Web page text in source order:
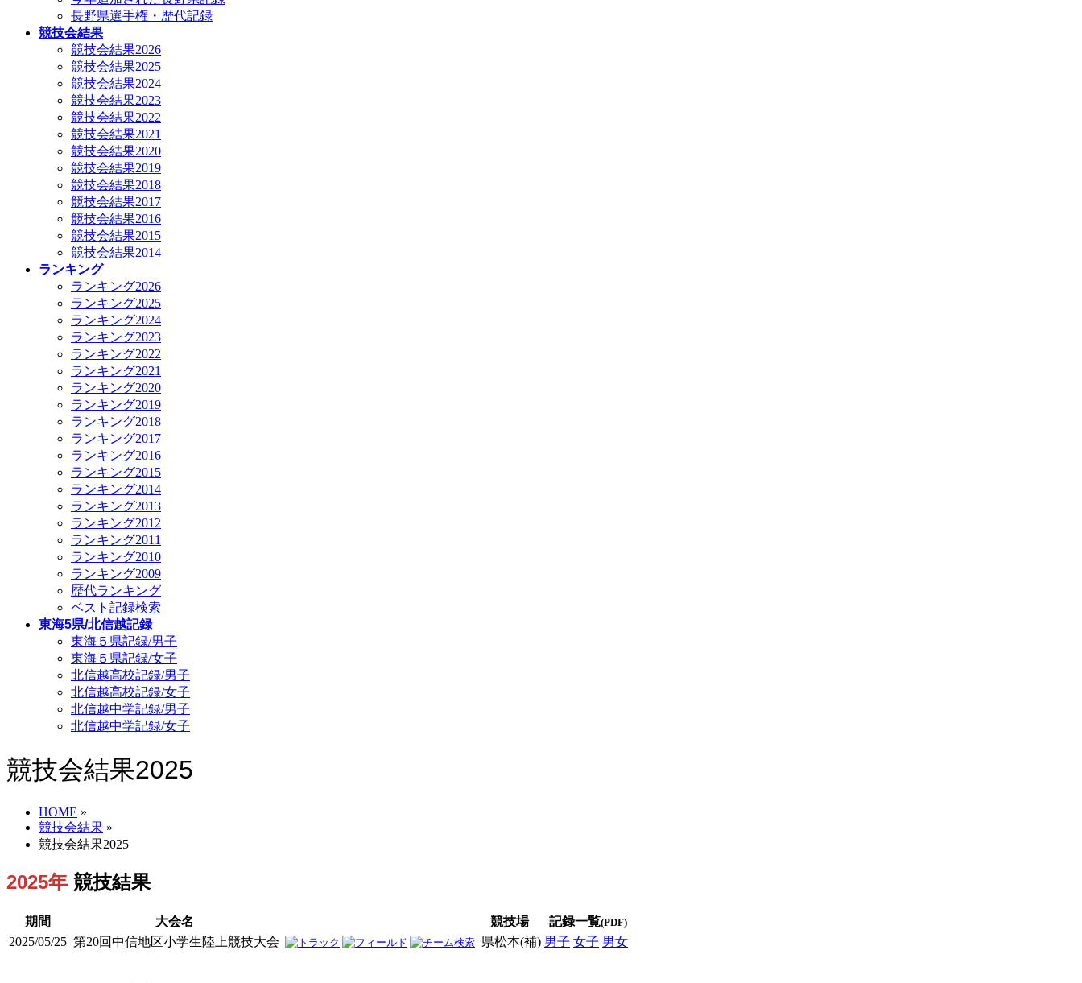
長野県選手権・歴代記録
競技会結果
競技会結果2026
競技会結果2025
競技会結果2024
競技会結果2023
競技会結果2022
競技会結果2021
競技会結果2020
競技会結果2019
競技会結果2018
競技会結果2017
競技会結果2016
競技会結果2015
競技会結果2014
ランキング
ランキング2026
ランキング2025
ランキング2024
ランキング2023
ランキング2022
ランキング2021
ランキング2020
ランキング2019
ランキング2018
ランキング2017
ランキング2016
ランキング2015
ランキング2014
ランキング2013
ランキング2012
ランキング2011
ランキング2010
ランキング2009
歴代ランキング
ベスト記録検索
東海5県/北信越記録
東海５県記録/男子
東海５県記録/女子
北信越高校記録/男子
北信越高校記録/女子
北信越中学記録/男子
北信越中学記録/女子
競技会結果2025
HOME »
競技会結果 »
競技会結果2025
2025年 競技結果
期間 大会名 競技場 記録一覧(PDF)
2025/05/25 第20回中信地区小学生陸上競技大会 県松本(補) 男子 女子 男女